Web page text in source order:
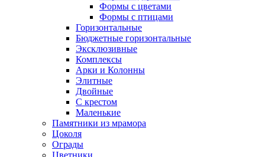
Формы с цветами
Формы с птицами
Горизонтальные
Бюджетные горизонтальные
Эксклюзивные
Комплексы
Арки и Колонны
Элитные
Двойные
С крестом
Маленькие
Памятники из мрамора
Цоколя
Ограды
Цветники